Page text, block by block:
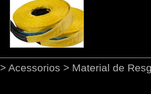
> Acessorios > Material de